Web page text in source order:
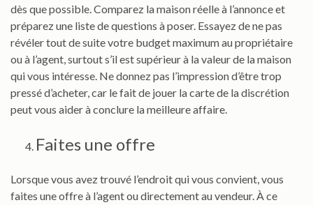
dès que possible. Comparez la maison réelle à l’annonce et
préparez une liste de questions à poser. Essayez de ne pas
révéler tout de suite votre budget maximum au propriétaire
ou à l’agent, surtout s’il est supérieur à la valeur de la maison
qui vous intéresse. Ne donnez pas l’impression d’être trop
pressé d’acheter, car le fait de jouer la carte de la discrétion
peut vous aider à conclure la meilleure affaire.
Faites une offre
Lorsque vous avez trouvé l’endroit qui vous convient, vous
faites une offre à l’agent ou directement au vendeur. À ce